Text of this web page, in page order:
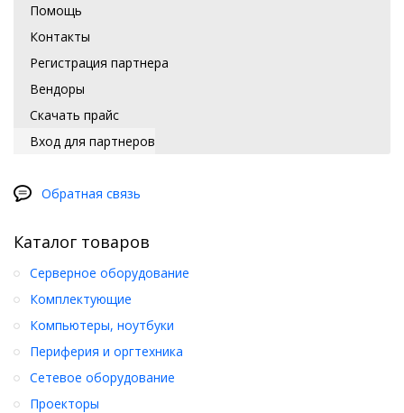
Помощь
Контакты
Регистрация партнера
Вендоры
Скачать прайс
Вход для партнеров
Обратная связь
Каталог товаров
Серверное оборудование
Комплектующие
Компьютеры, ноутбуки
Периферия и оргтехника
Сетевое оборудование
Проекторы